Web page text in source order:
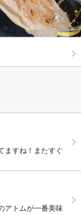
ますね！またすぐ
アトムが一番美味